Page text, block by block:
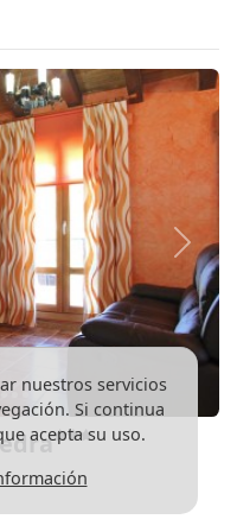
nuestros servicios
Si continua
acepta su uso.